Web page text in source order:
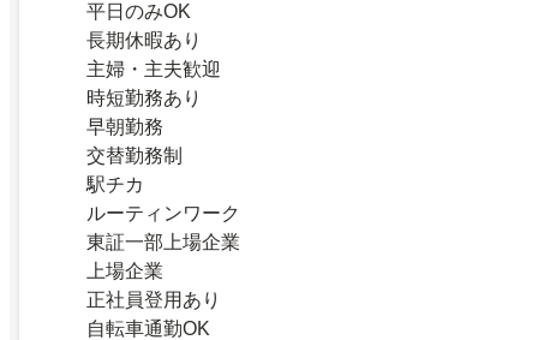
平日のみOK
長期休暇あり
主婦・主夫歓迎
時短勤務あり
早朝勤務
交替勤務制
駅チカ
ルーティンワーク
東証一部上場企業
上場企業
正社員登用あり
自転車通勤OK